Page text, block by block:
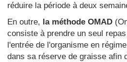
réduire la période à deux
En outre, la méthode OMAD
consiste à prendre un seul
l'entrée de l'organisme en
dans sa réserve de graisse afin